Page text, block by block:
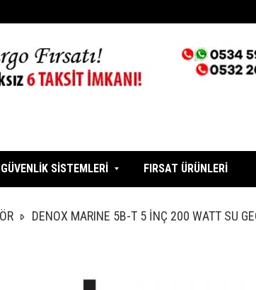
GÜVENLİK SİSTEMLERİ FIRSAT ÜRÜNLERİ
DENOX MARINE 5B-T 5 İNÇ 200 WATT SU